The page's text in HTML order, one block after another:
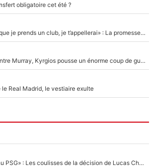
obligatoire cet été ?
Mercato - OM - «Dès que je prends un club, je t’appellerai» : La promesse de Marcelino au moment de claquer la porte
Victime de racisme contre Murray, Kyrgios pousse un énorme coup de gueule !
le Real Madrid, le vestiaire exulte
«Il a décidé de rester au PSG» : Les coulisses de la décision de Lucas Chevalier pour son transfert